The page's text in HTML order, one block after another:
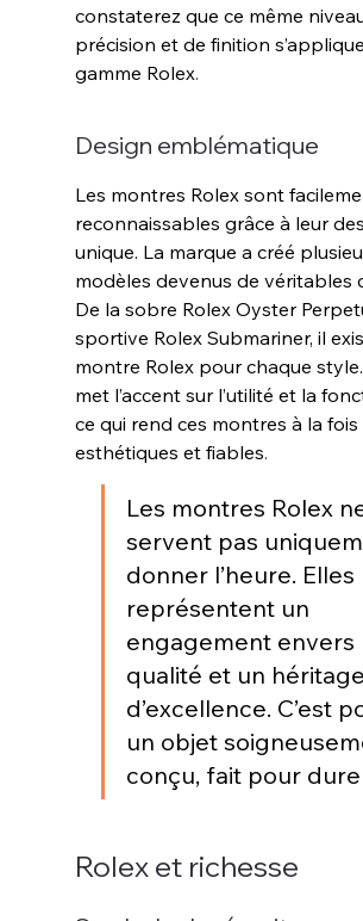
constaterez que ce même
précision et de finition
gamme Rolex.
Design emblématique
Les montres Rolex sont
reconnaissables grâce à leur
unique. La marque a créé
modèles devenus de véritables
De la sobre Rolex Oyster
sportive Rolex Submariner, il
montre Rolex pour chaque
met l’accent sur l’utilité et la
ce qui rend ces montres à la fois
esthétiques et fiables.
Les montres Rolex
servent pas
donner l’heure. Elles
représentent un
engagement envers
qualité et un héritage
d’excellence. C’est
un objet
conçu, fait pour
Rolex et richesse